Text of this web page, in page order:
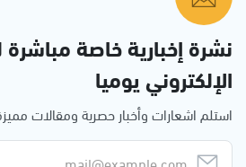
نشرة إخبارية خاصة مباشرة
الإلكتروني يوميا
استلم اشعارات وأخبار حصرية ومقالات